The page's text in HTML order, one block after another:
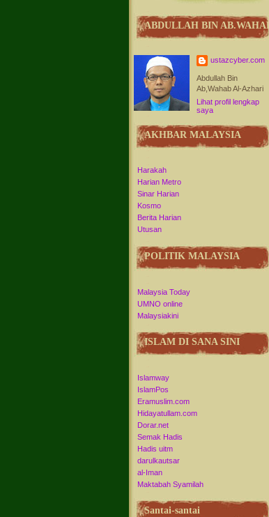
ABDULLAH BIN AB.WAHAB
ustazcyber.com
Abdullah Bin
Ab,Wahab Al-Azhari
Lihat profil lengkap
saya
AKHBAR MALAYSIA
Harakah
Harian Metro
Sinar Harian
Kosmo
Berita Harian
Utusan
POLITIK MALAYSIA
Malaysia Today
UMNO online
Malaysiakini
ISLAM DI SANA SINI
Islamway
IslamPos
Eramuslim.com
Hidayatullam.com
Dorar.net
Semak Hadis
Hadis uitm
darulkautsar
al-Iman
Maktabah Syamilah
Santai-santai